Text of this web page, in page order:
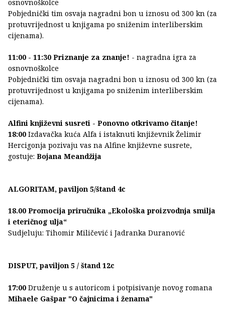
osnovnoškolce
Pobjednički tim osvaja nagradni bon u iznosu od 300 kn (za
protuvrijednost u knjigama po sniženim interliberskim
cijenama).
11:00 - 11:30 Priznanje za znanje! - nagradna igra za
osnovnoškolce
Pobjednički tim osvaja nagradni bon u iznosu od 300 kn (za
protuvrijednost u knjigama po sniženim interliberskim
cijenama).
Alfini književni susreti - Ponovno otkrivamo čitanje!
18:00 Izdavačka kuća Alfa i istaknuti književnik Želimir
Hercigonja pozivaju vas na Alfine književne susrete,
gostuje: Bojana Meandžija
ALGORITAM, paviljon 5/štand 4c
18.00 Promocija priručnika „Ekološka proizvodnja smilja
i eteričnog ulja“
Sudjeluju: Tihomir Miličević i Jadranka Duranović
DISPUT, paviljon 5 / štand 12c
17:00 Druženje u s autoricom i potpisivanje novog romana
Mihaele Gašpar "O čajnicima i ženama"